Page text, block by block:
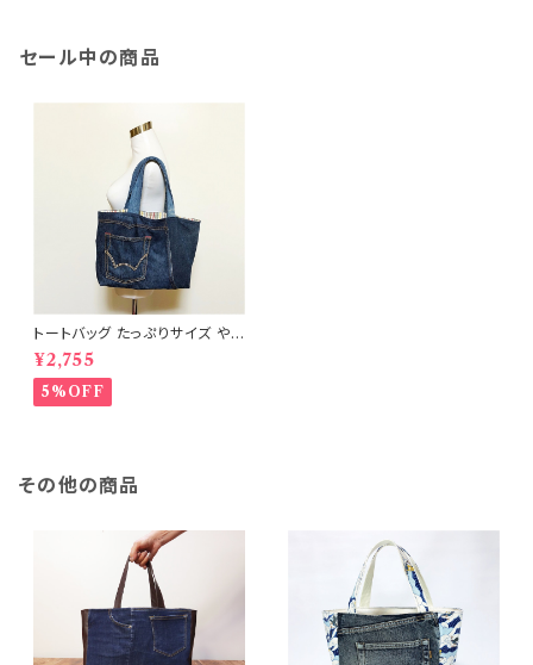
セール中の商品
トートバッグ たっぷりサイズ や
わらかタイプ ポケット付 リメイ
クデニム RD-0014
¥2,755
5%OFF
その他の商品